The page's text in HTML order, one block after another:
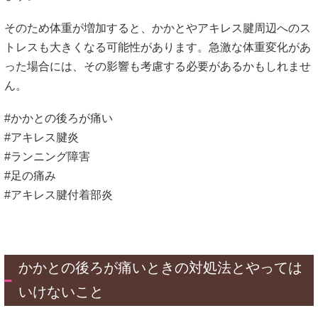
そのため体重が増加すると、かかとやアキレス腱周辺へのス
トレスも大きくなる可能性があります。急激な体重変化があ
った場合には、その影響も考慮する必要があるかもしれませ
ん。
#かかとの後ろが痛い
#アキレス腱炎
#ランニング障害
#足の痛み
#アキレス腱付着部炎
かかとの後ろが痛いときの対処法とやっては
いけないこと